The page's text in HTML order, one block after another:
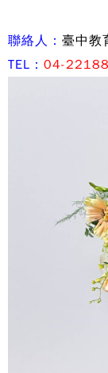
聯絡人： 臺中教
TEL： 04-